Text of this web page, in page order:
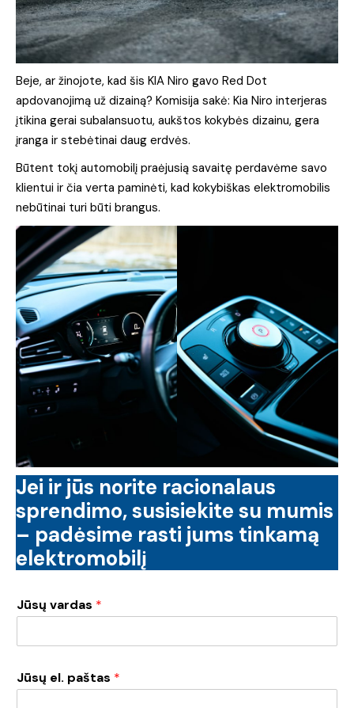
Beje, ar žinojote, kad šis KIA Niro gavo Red Dot
apdovanojimą už dizainą? Komisija sakė: Kia Niro interjeras
įtikina gerai subalansuotu, aukštos kokybės dizainu, gera
įranga ir stebėtinai daug erdvės.
Būtent tokį automobilį praėjusią savaitę perdavėme savo
klientui ir čia verta paminėti, kad kokybiškas elektromobilis
nebūtinai turi būti brangus.
Jei ir jūs norite racionalaus
sprendimo, susisiekite su mumis
– padėsime rasti jums tinkamą
elektromobilį
Jūsų vardas *
Jūsų el. paštas *